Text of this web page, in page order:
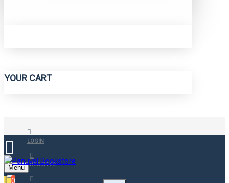
YOUR CART
LOGIN
REGISTER
Menu
0